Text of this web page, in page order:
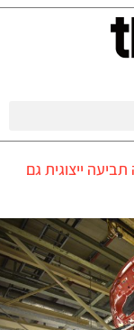
תביעה ייצוגית גם